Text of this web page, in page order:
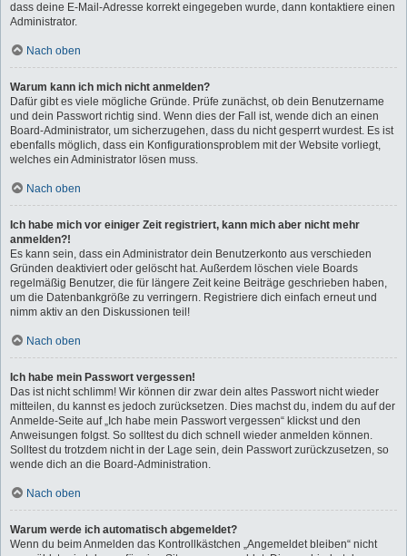
dass deine E-Mail-Adresse korrekt eingegeben wurde, dann kontaktiere einen
Administrator.
Nach oben
Warum kann ich mich nicht anmelden?
Dafür gibt es viele mögliche Gründe. Prüfe zunächst, ob dein Benutzername
und dein Passwort richtig sind. Wenn dies der Fall ist, wende dich an einen
Board-Administrator, um sicherzugehen, dass du nicht gesperrt wurdest. Es ist
ebenfalls möglich, dass ein Konfigurationsproblem mit der Website vorliegt,
welches ein Administrator lösen muss.
Nach oben
Ich habe mich vor einiger Zeit registriert, kann mich aber nicht mehr
anmelden?!
Es kann sein, dass ein Administrator dein Benutzerkonto aus verschieden
Gründen deaktiviert oder gelöscht hat. Außerdem löschen viele Boards
regelmäßig Benutzer, die für längere Zeit keine Beiträge geschrieben haben,
um die Datenbankgröße zu verringern. Registriere dich einfach erneut und
nimm aktiv an den Diskussionen teil!
Nach oben
Ich habe mein Passwort vergessen!
Das ist nicht schlimm! Wir können dir zwar dein altes Passwort nicht wieder
mitteilen, du kannst es jedoch zurücksetzen. Dies machst du, indem du auf der
Anmelde-Seite auf „Ich habe mein Passwort vergessen“ klickst und den
Anweisungen folgst. So solltest du dich schnell wieder anmelden können.
Solltest du trotzdem nicht in der Lage sein, dein Passwort zurückzusetzen, so
wende dich an die Board-Administration.
Nach oben
Warum werde ich automatisch abgemeldet?
Wenn du beim Anmelden das Kontrollkästchen „Angemeldet bleiben“ nicht